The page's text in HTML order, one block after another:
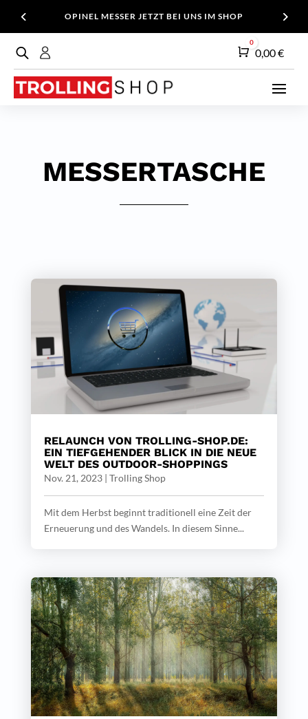
OPINEL MESSER JETZT BEI UNS IM SHOP
Warenkorb
0
0,00€
MESSERTASCHE
RELAUNCH VON TROLLING-SHOP.DE:
EIN TIEFGEHENDER BLICK IN DIE NEUE
WELT DES OUTDOOR-SHOPPINGS
Nov. 21, 2023| Trolling Shop
Mit dem Herbst beginnt traditionell eine Zeit der
Erneuerung und des Wandels. In diesem Sinne...